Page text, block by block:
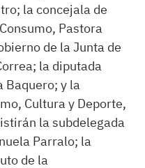
la concejala de
Pastora
de la Junta de
la diputada
Baquero; y la
Cultura y Deporte,
la subdelegada
Parralo; la
de la